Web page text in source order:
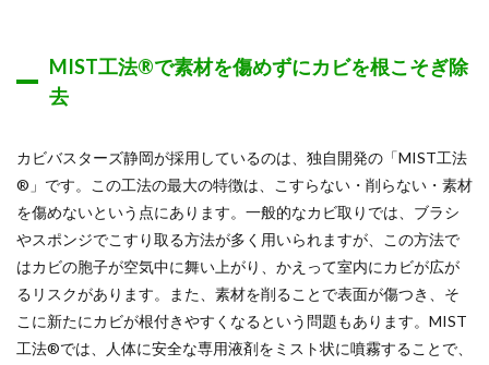
MIST工法®で素材を傷めずにカビを根こそぎ除
去
カビバスターズ静岡が採用しているのは、独自開発の「MIST工法
®」です。この工法の最大の特徴は、こすらない・削らない・素材
を傷めないという点にあります。一般的なカビ取りでは、ブラシ
やスポンジでこすり取る方法が多く用いられますが、この方法で
はカビの胞子が空気中に舞い上がり、かえって室内にカビが広が
るリスクがあります。また、素材を削ることで表面が傷つき、そ
こに新たにカビが根付きやすくなるという問題もあります。MIST
工法®では、人体に安全な専用液剤をミスト状に噴霧することで、